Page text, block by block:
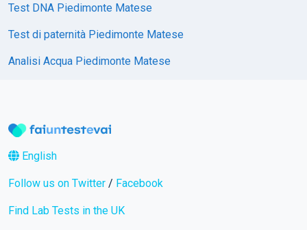
Test DNA Piedimonte Matese
Test di paternità Piedimonte Matese
Analisi Acqua Piedimonte Matese
English
Follow us on Twitter / Facebook
Find Lab Tests in the UK